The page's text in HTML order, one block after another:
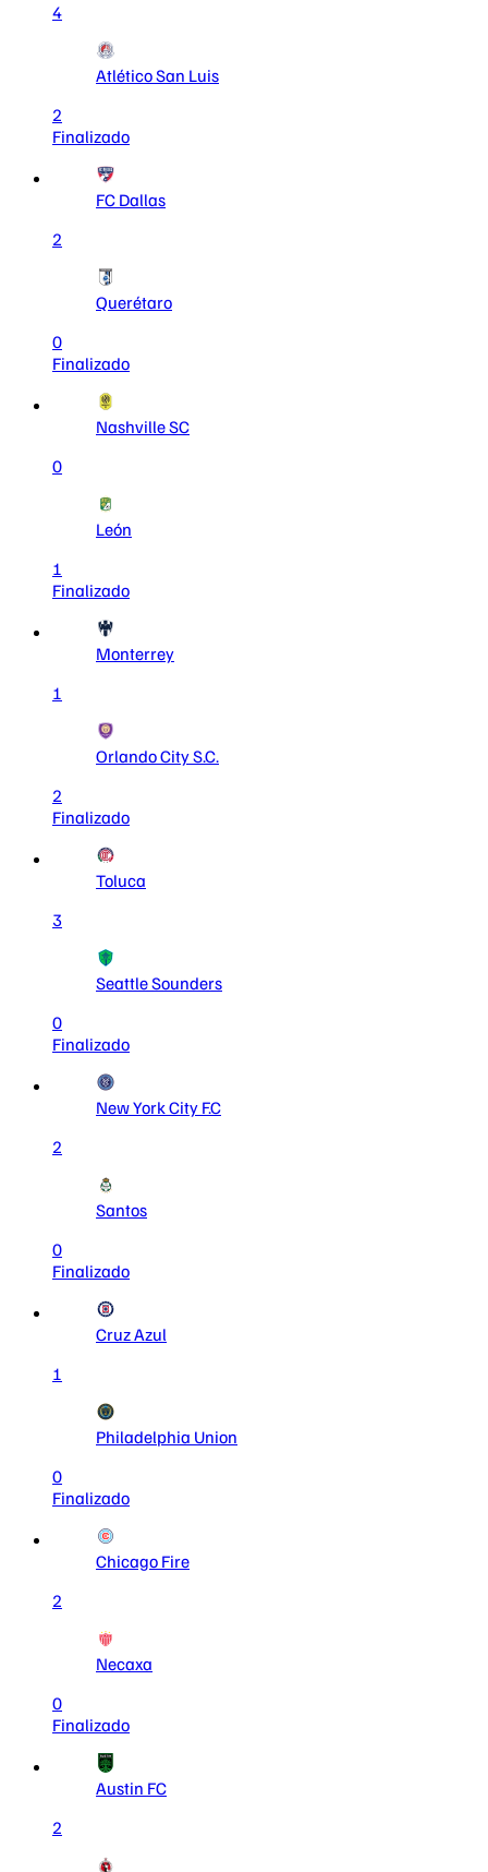
4
Atlético San Luis
2
Finalizado
FC Dallas
2
Querétaro
0
Finalizado
Nashville SC
0
León
1
Finalizado
Monterrey
1
Orlando City S.C.
2
Finalizado
Toluca
3
Seattle Sounders
0
Finalizado
New York City F.C
2
Santos
0
Finalizado
Cruz Azul
1
Philadelphia Union
0
Finalizado
Chicago Fire
2
Necaxa
0
Finalizado
Austin FC
2